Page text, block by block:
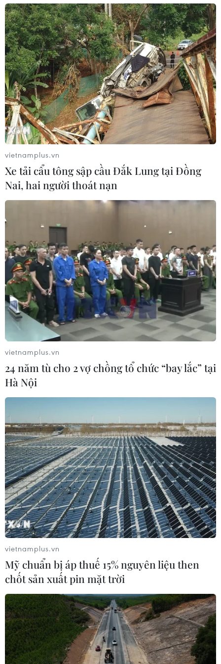
vietnamplus.vn
Xe tải cẩu tông sập cầu Đắk Lung tại Đồng
Nai, hai người thoát nạn
vietnamplus.vn
24 năm tù cho 2 vợ chồng tổ chức “bay lắc” tại
Hà Nội
vietnamplus.vn
Mỹ chuẩn bị áp thuế 15% nguyên liệu then
chốt sản xuất pin mặt trời